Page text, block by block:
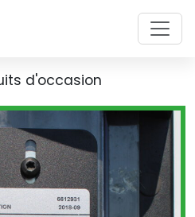
d'occasion